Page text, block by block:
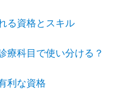
る資格とスキル
療科目で使い分ける？
利な資格